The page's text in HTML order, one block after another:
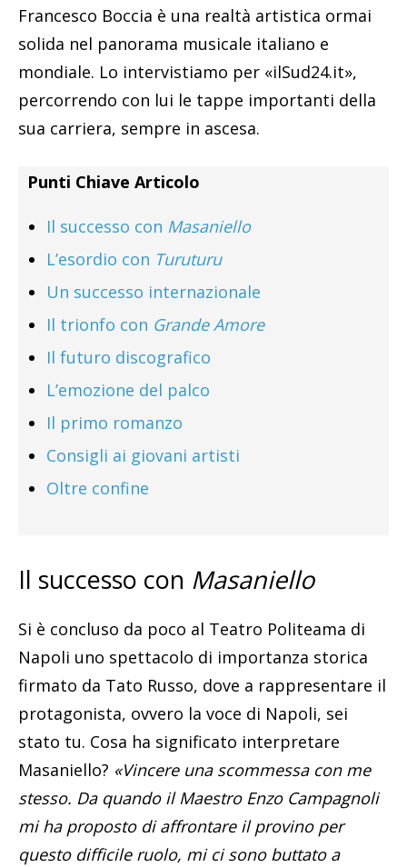
Francesco Boccia è una realtà artistica ormai
solida nel panorama musicale italiano e
mondiale. Lo intervistiamo per «ilSud24.it»,
percorrendo con lui le tappe importanti della
sua carriera, sempre in ascesa.
Punti Chiave Articolo
Il successo con Masaniello
L’esordio con Turuturu
Un successo internazionale
Il trionfo con Grande Amore
Il futuro discografico
L’emozione del palco
Il primo romanzo
Consigli ai giovani artisti
Oltre confine
Il successo con Masaniello
Si è concluso da poco al Teatro Politeama di
Napoli uno spettacolo di importanza storica
firmato da Tato Russo, dove a rappresentare il
protagonista, ovvero la voce di Napoli, sei
stato tu. Cosa ha significato interpretare
Masaniello? «Vincere una scommessa con me
stesso. Da quando il Maestro Enzo Campagnoli
mi ha proposto di affrontare il provino per
questo difficile ruolo, mi ci sono buttato a